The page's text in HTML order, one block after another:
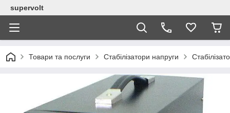
supervolt
Товари та послуги Стабілізатори напруги